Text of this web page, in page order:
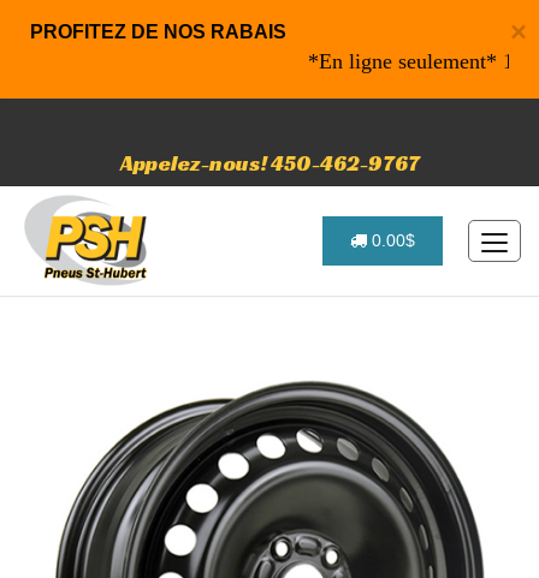
×
PROFITEZ DE NOS RABAIS
*En ligne seulement* 10%
Appelez-nous! 450-462-9767
0.00$